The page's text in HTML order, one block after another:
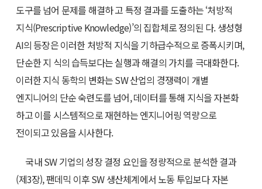
도구를 넘어 문제를 해결하 고 특정 결과를 도출하는 ‘처방적
지식(Prescriptive Knowledge)’의 집합체로 정의된 다. 생성형
AI의 등장은 이러한 처방적 지식을 기하급수적으로 증폭시키며,
단순한 지 식의 습득보다는 실행과 해결의 가치를 극대화한다.
이러한 지식 동학의 변화는 SW 산업의 경쟁력이 개별
엔지니어의 단순 숙련도를 넘어, 데이터를 통해 지식을 자본화
하고 이를 시스템적으로 재현하는 엔지니어링 역량으로
전이되고 있음을 시사한다.
국내 SW 기업의 성장 결정 요인을 정량적으로 분석한 결과
(제3장), 팬데믹 이후 SW 생산체계에서 노동 투입보다 자본